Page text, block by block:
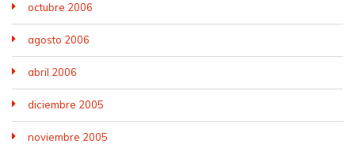
octubre 2006
agosto 2006
abril 2006
diciembre 2005
noviembre 2005